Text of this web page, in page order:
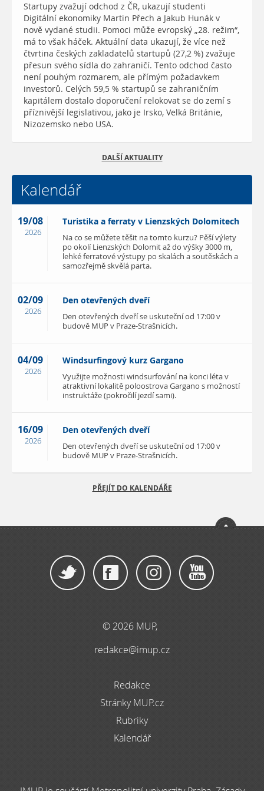
Startupy zvažují odchod z ČR, ukazují studenti
Digitální ekonomiky Martin Přech a Jakub Hunák v
nově vydané studii. Pomoci může evropský „28. režim“,
má to však háček. Aktuální data ukazují, že více než
čtvrtina českých zakladatelů startupů (27,2 %) zvažuje
přesun svého sídla do zahraničí. Tento odchod často
není pouhým rozmarem, ale přímým požadavkem
investorů. Celých 59,5 % startupů se zahraničním
kapitálem dostalo doporučení relokovat se do zemí s
příznivější legislativou, jako je Irsko, Velká Británie,
Nizozemsko nebo USA.
DALŠÍ AKTUALITY
Kalendář
19/08
2026
Turistika a ferraty v Lienzských Dolomitech
Na co se můžete těšit na tomto kurzu? Pěší výlety
po okolí Lienzských Dolomit až do výšky 3000 m,
lehké ferratové výstupy po skalách a soutěskách a
samozřejmě skvělá parta.
02/09
2026
Den otevřených dveří
Den otevřených dveří se uskuteční od 17:00 v
budově MUP v Praze-Strašnicích.
04/09
2026
Windsurfingový kurz Gargano
Využijte možnosti windsurfování na konci léta v
atraktivní lokalitě poloostrova Gargano s možností
instruktáže (pokročilí jezdí sami).
16/09
2026
Den otevřených dveří
Den otevřených dveří se uskuteční od 17:00 v
budově MUP v Praze-Strašnicích.
PŘEJÍT DO KALENDÁŘE
© 2026 MUP,
redakce@imup.cz
Redakce
Stránky MUP.cz
Rubriky
Kalendář